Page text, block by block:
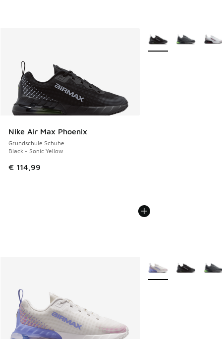
Nike Air Max Phoenix
Grundschule Schuhe
Black - Sonic Yellow
€ 114,99
Weitere Farben
Weitere Farben